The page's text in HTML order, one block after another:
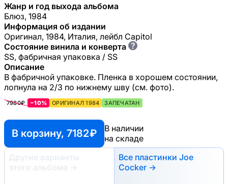
Жанр и год выхода альбома
Блюз, 1984
Информация об издании
Оригинал, 1984, Италия, лейбл Capitol
Состояние винила и конверта ?
SS, фабричная упаковка / SS
Описание
В фабричной упаковке. Пленка в хорошем состоянии,
лопнула на 2/3 по нижнему шву (см. фото).
7980₽ −10% ОРИГИНАЛ 1984 ЗАПЕЧАТАН
В корзину, 7182 ₽
В наличии
на складе
Другие варианты
этого альбома
→
Все пластинки Joe
Cocker →